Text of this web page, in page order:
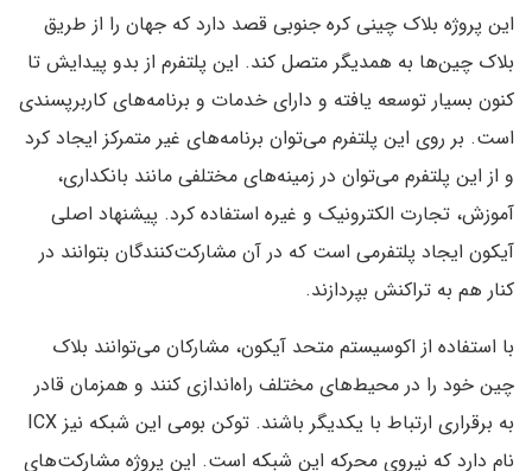
این پروژه بلاک چینی کره جنوبی قصد دارد که جهان را از طریق
بلاک چین‌ها به همدیگر متصل کند. این پلتفرم از بدو پیدایش تا
کنون بسیار توسعه یافته و دارای خدمات و برنامه‌های کاربر‌پسندی
است. بر روی این پلتفرم می‌توان برنامه‌های غیر متمرکز ایجاد کرد
و از این پلتفرم می‌توان در زمینه‌های مختلفی مانند بانکداری،
آموزش، تجارت الکترونیک و غیره استفاده کرد. پیشنهاد اصلی
آیکون ایجاد پلتفرمی است که در آن مشارکت‌کنندگان بتوانند در
کنار هم به تراکنش بپردازند.
با استفاده از اکوسیستم متحد آیکون، مشارکان می‌توانند بلاک
چین خود را در محیط‌های مختلف راه‌اندازی کنند و همزمان قادر
به برقراری ارتباط با یکدیگر باشند. توکن بومی این شبکه نیز ICX
نام دارد که نیروی محرکه این شبکه است. این پروژه مشارکت‌های